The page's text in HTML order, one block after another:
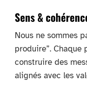
Sens &
Nous ne sommes
produire”. Chaque
construire des
alignés avec les